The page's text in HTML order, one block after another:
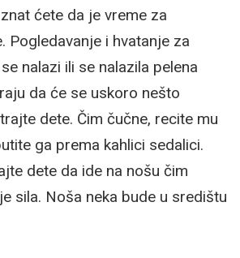
ćete da je vreme za
Pogledavanje i hvatanje za
nalazi ili se nalazila pelena
da će se uskoro nešto
dete. Čim čučne, recite mu
ga prema kahlici sedalici.
dete da ide na nošu čim
sila. Noša neka bude u središtu